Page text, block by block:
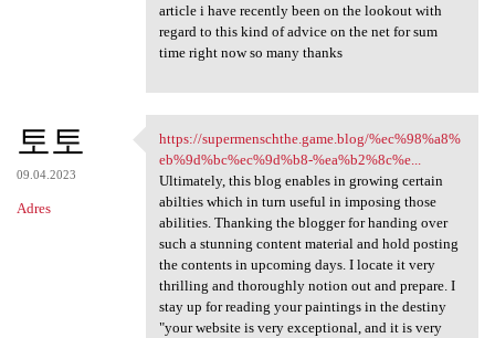
article i have recently been on the lookout with
regard to this kind of advice on the net for sum
time right now so many thanks
토토
09.04.2023
Adres
https://supermenschthe.game
https://supermenschthe.game.blog/%ec%98%a8%
eb%9d%bc%ec%9d%b8-%ea%b2%8c%e...
Ultimately, this blog enables in growing certain
abilties which in turn useful in imposing those
abilities. Thanking the blogger for handing over
such a stunning content material and hold posting
the contents in upcoming days. I locate it very
thrilling and thoroughly notion out and prepare. I
stay up for reading your paintings in the destiny
"your website is very exceptional, and it is very